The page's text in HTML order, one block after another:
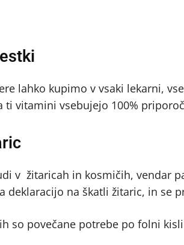
lahko kupimo v vsaki lekarni,
ti vitamini vsebujejo 100%
v žitaricah in kosmičih, vendar
deklaracijo na škatli žitaric, in se
so povečane potrebe po folni